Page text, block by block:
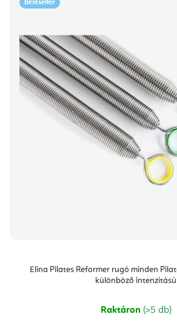
Bestseller
Elina Pilates Reformer rugó minden
különböző intenzitású
Raktáron (>5 db)